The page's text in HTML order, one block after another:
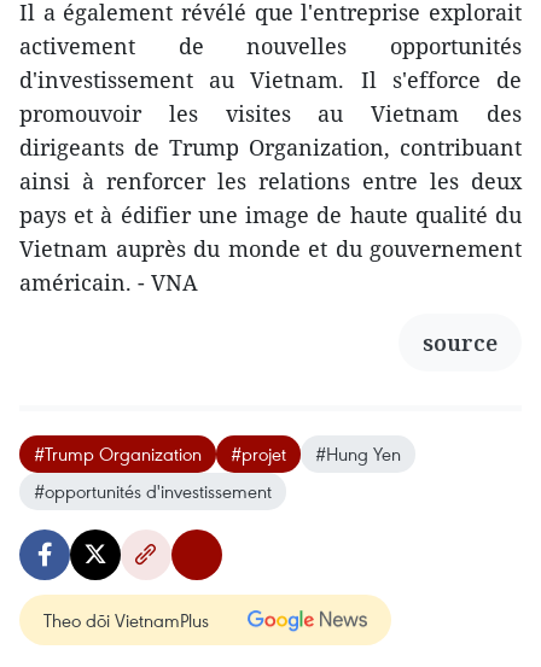
Il a également révélé que l'entreprise explorait
activement de nouvelles opportunités
d'investissement au Vietnam. Il s'efforce de
promouvoir les visites au Vietnam des
dirigeants de Trump Organization, contribuant
ainsi à renforcer les relations entre les deux
pays et à édifier une image de haute qualité du
Vietnam auprès du monde et du gouvernement
américain. - VNA
source
#Trump Organization #projet
#Hung Yen
#opportunités d'investissement
Theo dõi VietnamPlus